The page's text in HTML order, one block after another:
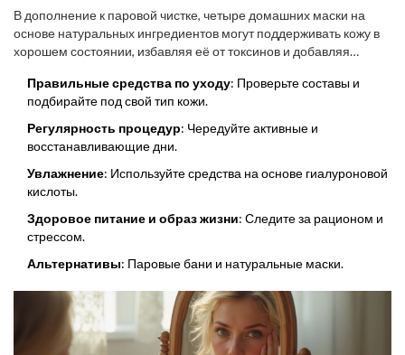
чисткой, что позволяет открыть поры и облегчить удаление
загрязнений. Не стоит забывать и о мягких пилингах, которые
также могут стать частью регулярного ухода без
дополнительного стресса для кожи.
В дополнение к паровой чистке, четыре домашних маски на
основе натуральных ингредиентов могут поддерживать кожу в
хорошем состоянии, избавляя её от токсинов и добавляя
маски обладают антисептическими и восстанавливающими
свойствами, идеально подходящими для чувствительной и
склонной к воспалениям кожи. Таким образом, в вашем
арсенале всегда есть безопасные и эффективные решения,
Правильные средства по уходу: Проверьте составы и
подбирайте под свой тип кожи.
Регулярность процедур: Чередуйте активные и
восстанавливающие дни.
Увлажнение: Используйте средства на основе гиалуроновой
кислоты.
Здоровое питание и образ жизни: Следите за рационом и
стрессом.
Альтернативы: Паровые бани и натуральные маски.